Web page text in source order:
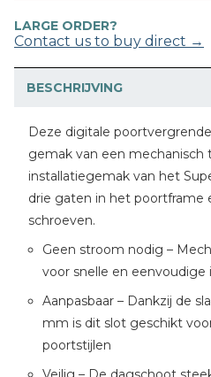
LARGE ORDER?
Contact us to buy direct →
BESCHRIJVING
Deze digitale
gemak van een
installatiegemak van het
drie gaten in het
schroeven.
Geen stroom nodig –
voor snelle en eenvoudige
Aanpasbaar – Dankzij de
mm is dit slot geschikt
poortstijlen